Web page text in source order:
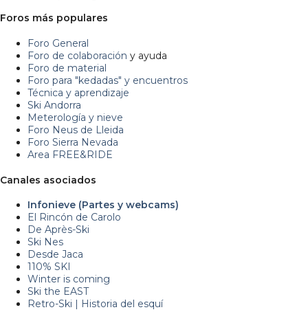
Foros más populares
Foro General
Foro de colaboración y ayuda
Foro de material
Foro para "kedadas" y encuentros
Técnica y aprendizaje
Ski Andorra
Meterología y nieve
Foro Neus de Lleida
Foro Sierra Nevada
Area FREE&RIDE
Canales asociados
Infonieve (Partes y webcams)
El Rincón de Carolo
De Après-Ski
Ski Nes
Desde Jaca
110% SKI
Winter is coming
Ski the EAST
Retro-Ski | Historia del esquí